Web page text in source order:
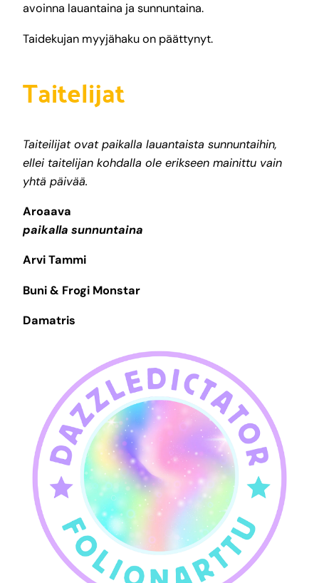
avoinna lauantaina ja sunnuntaina.
Taidekujan myyjähaku on päättynyt.
Taitelijat
Taiteilijat ovat paikalla lauantaista sunnuntaihin,
ellei taitelijan kohdalla ole erikseen mainittu vain
yhtä päivää.
Aroaava
paikalla sunnuntaina
Arvi Tammi
Buni & Frogi Monstar
Damatris